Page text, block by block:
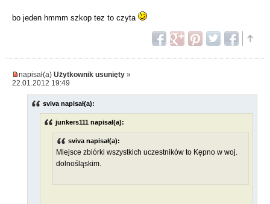
bo jeden hmmm szkop tez to czyta
napisał(a) Użytkownik usunięty »
22.01.2012 19:49
sviva napisał(a):
junkers111 napisał(a):
sviva napisał(a):
Miejsce zbiórki wszystkich uczestników to Kępno w woj.
dolnośląskim.